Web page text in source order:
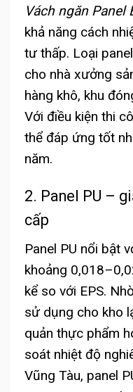
Vách ngăn Panel
khả năng cách
tư thấp. Loại
cho nhà xưởng
hàng khô, khu
Với điều kiện thi
thể đáp ứng tốt
năm.
2. Panel PU –
cấp
Panel PU nổi bật
khoảng
kể so với EPS.
sử dụng cho kho
quản thực phẩm
soát nhiệt độ
Vũng Tàu, panel